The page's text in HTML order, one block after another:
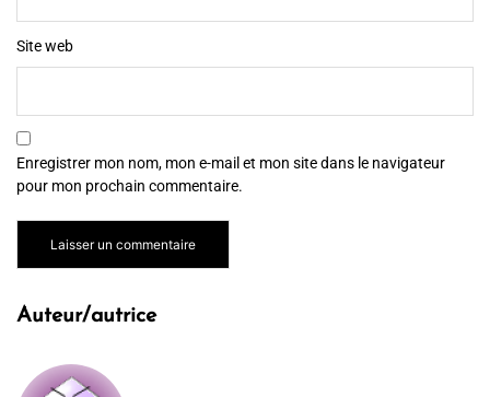
Site web
Enregistrer mon nom, mon e-mail et mon site dans le navigateur
pour mon prochain commentaire.
Auteur/autrice